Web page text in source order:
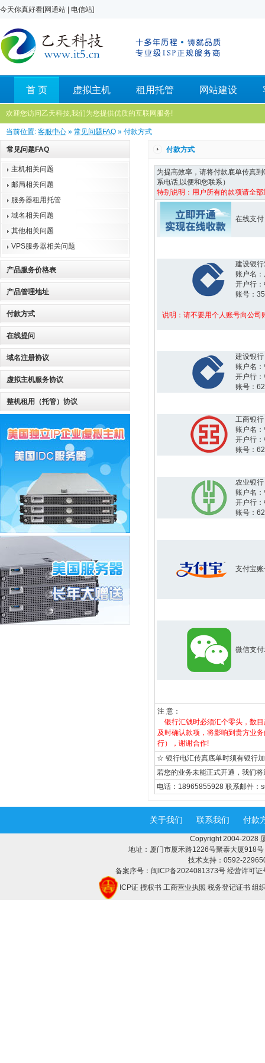
今天你真好看[网通站 电信站]
首 页 虚拟主机 租用托管 网站建设
欢迎您访问乙天科技,我们为您提供优质的互联网服务!
当前位置: 客服中心 » 常见问题FAQ » 付款方式
常见问题FAQ
主机相关问题
邮局相关问题
服务器租用托管
域名相关问题
其他相关问题
VPS服务器相关问题
产品服务价格表
产品管理地址
付款方式
在线提问
域名注册协议
虚拟主机服务协议
整机租用（托管）协议
付款方式
为提高效率，请将付款底单传真
系电话,以便和您联系）
特别说明：用户所有的款项请全
在线支
建设银
账户名
开户行
账号：
说明：请不要用个人账号向公司
建设银
账户名
开户行
账号：
工商银
账户名
开户行
账号：
农业银
账户名
开户行
账号：
支付宝
微信支
注 意：
银行汇钱时必须汇个零头，数
及时确认款项，将影响到贵方业
行），谢谢合作!
☆ 银行电汇传真底单时须有银行
若您的业务未能正式开通，我们
电话：18965855928 联系邮件：
关于我们 联系我们 付款
Copyright 2004-2028
地址：厦门市厦禾路1226号聚泰大厦918
技术支持：0592-
备案序号：闽ICP备2024081373号 经营许可
ICP证 授权书 工商营业执照 税务登记证书 组